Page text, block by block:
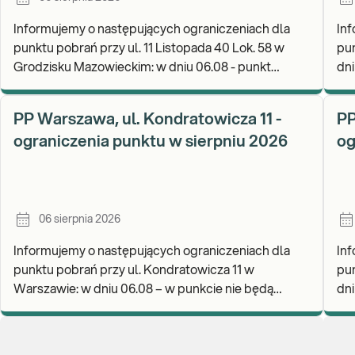
Informujemy o następujących ograniczeniach dla
punktu pobrań przy ul. 11 Listopada 40 Lok. 58 w
Grodzisku Mazowieckim: w dniu 06.08 - punkt
PP Warszawa, ul. Kondratowicza 11 -
ograniczenia punktu w sierpniu 2026
06 sierpnia 2026
Informujemy o następujących ograniczeniach dla
punktu pobrań przy ul. Kondratowicza 11 w
Warszawie: w dniu 06.08 – w punkcie nie będą